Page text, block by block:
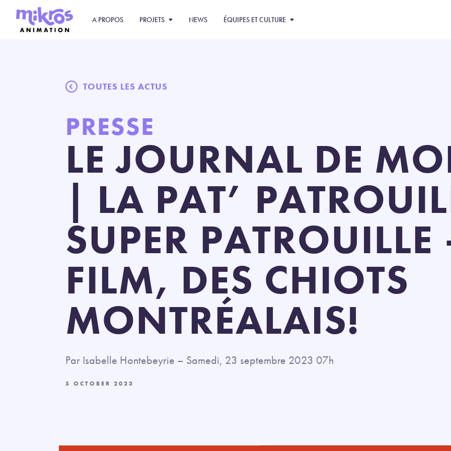
A PROPOS PROJETS NEWS ÉQUIPES ET CULTURE
TOUTES LES ACTUS
PRESSE
LE JOURNAL DE
| LA PAT’
SUPER PATROUILLE
FILM, DES CHIOTS
MONTRÉALAIS!
Par Isabelle Hontebeyrie – Samedi, 23 septembre 2023 07h
5 OCTOBER 2023